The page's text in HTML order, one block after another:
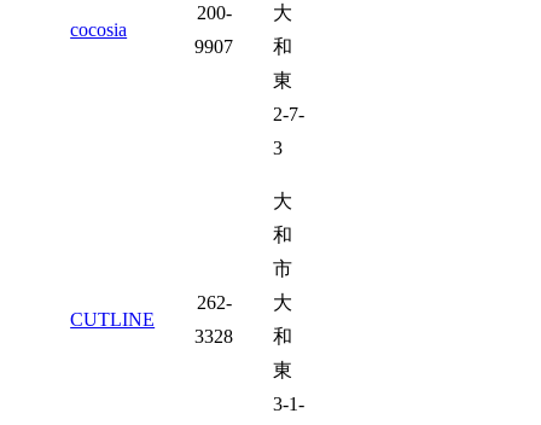
cocosia
200-
9907
大
和
東
2-7-
3
CUTLINE
262-
3328
大
和
市
大
和
東
3-1-